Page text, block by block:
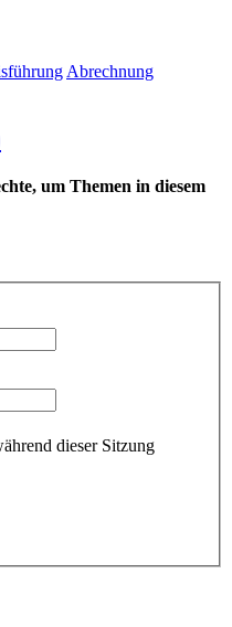
Abrechnung
um Themen in diesem
dieser Sitzung